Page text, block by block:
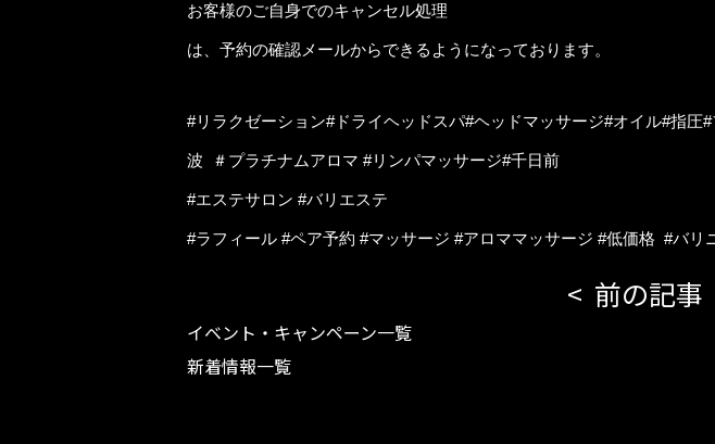
お客様のご自身でのキャンセル処理
は、予約の確認メールからできるようになっております。
#リラクゼーション#ドライヘッドスパ#ヘッドマッサージ#オイル#指
波 ＃プラチナムアロマ #リンパマッサージ#千日前
#エステサロン #バリエステ
#ラフィール #ペア予約 #マッサージ #アロママッサージ #低価格 #バ
前の記事
イベント・キャンペーン一覧
新着情報一覧